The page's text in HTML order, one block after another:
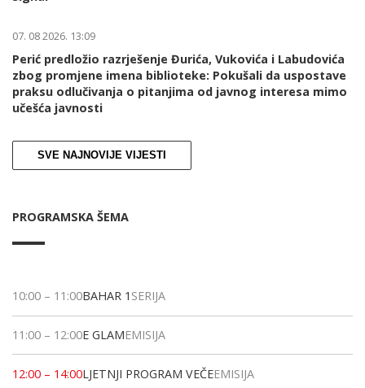
07. 08 2026. 13:09
Perić predložio razrješenje Đurića, Vukovića i Labudovića
zbog promjene imena biblioteke: Pokušali da uspostave
praksu odlučivanja o pitanjima od javnog interesa mimo
učešća javnosti
SVE NAJNOVIJE VIJESTI
PROGRAMSKA ŠEMA
10:00 – 11:00BAHAR 1 SERIJA
11:00 – 12:00E GLAMEMISIJA
12:00 – 14:00LJETNJI PROGRAM VEČEEMISIJA